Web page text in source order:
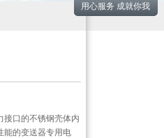
接口的不锈钢壳体内
能的变送器专用电
用心服务 成就你我